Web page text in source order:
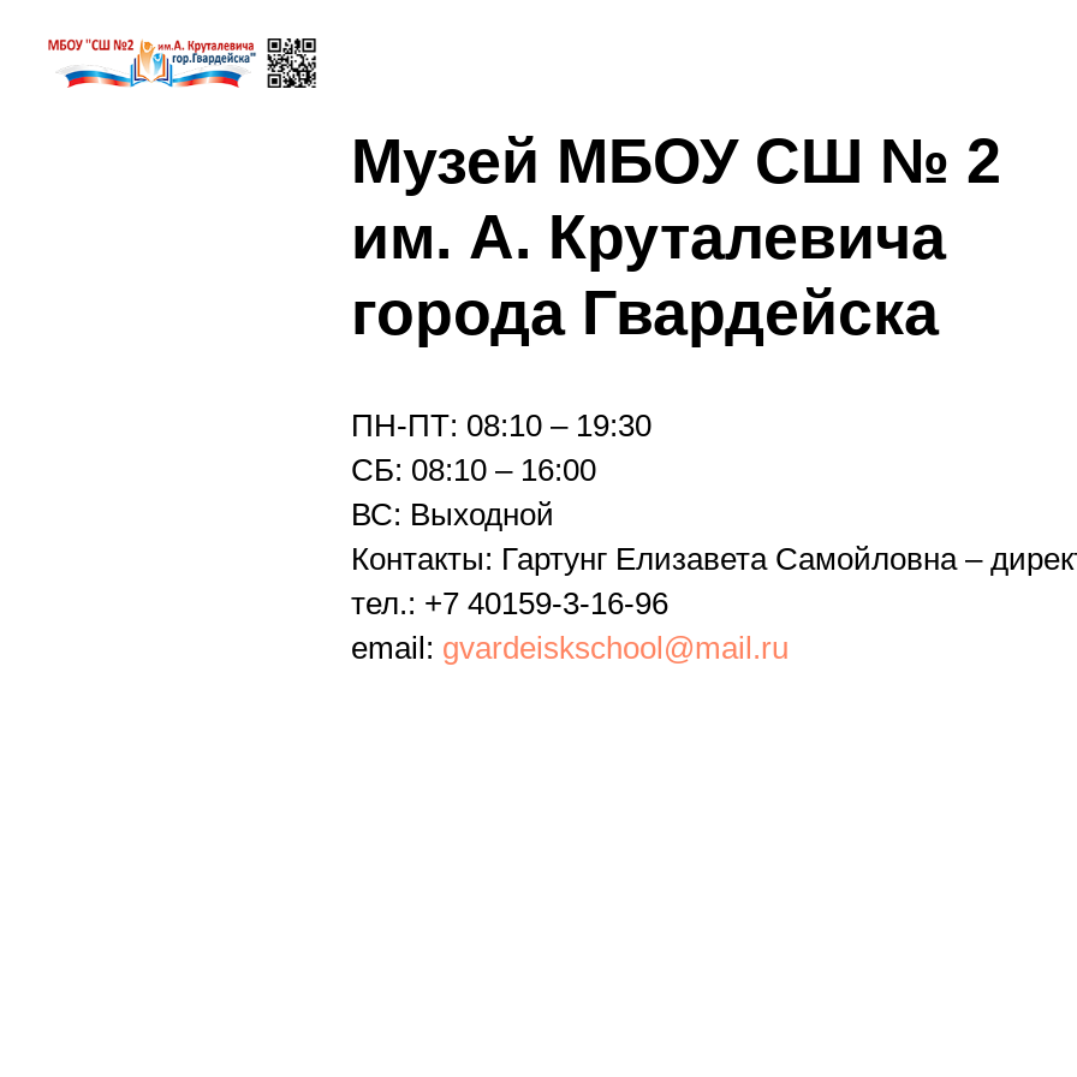
Музей МБОУ СШ № 2
им. А. Круталевича
города Гвардейска
ПН-ПТ: 08:10 – 19:30
СБ: 08:10 – 16:00
ВС: Выходной
Контакты: Гартунг Елизавета Самойловна –
тел.: +7 40159-3-16-96
email: gvardeiskschool@mail.ru